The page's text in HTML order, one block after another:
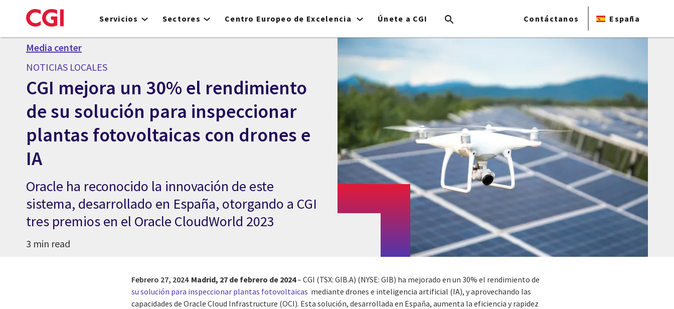
to
content
Servicios Sectores Centro Europeo de Excelencia Únete a CGI Contáctanos España
Media center
NOTICIAS LOCALES
CGI mejora un 30% el rendimiento
de su solución para inspeccionar
plantas fotovoltaicas con drones e
IA
Oracle ha reconocido la innovación de este
sistema, desarrollado en España, otorgando a CGI
tres premios en el Oracle CloudWorld 2023
3 min read
Febrero 27, 2024 Madrid, 27 de febrero de 2024– CGI (TSX: GIB.A) (NYSE: GIB) ha mejorado en un 30% el rendimiento de
su solución para inspeccionar plantas fotovoltaicas mediante drones e inteligencia artificial (IA), y aprovechando las
capacidades de Oracle Cloud Infrastructure (OCI). Esta solución, desarrollada en España, aumenta la eficiencia y rapidez